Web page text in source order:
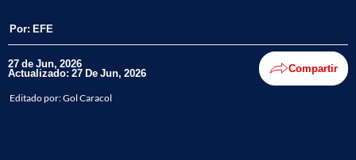
Por: EFE
27 de Jun, 2026
Actualizado: 27 De Jun, 2026 Compartir
Editado por:Gol Caracol